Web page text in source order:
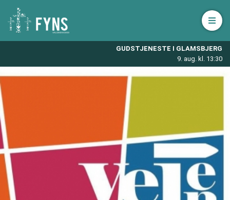
GUDSTJENESTE I GLAMSBJERG
9. aug. kl. 13:30
Åbn